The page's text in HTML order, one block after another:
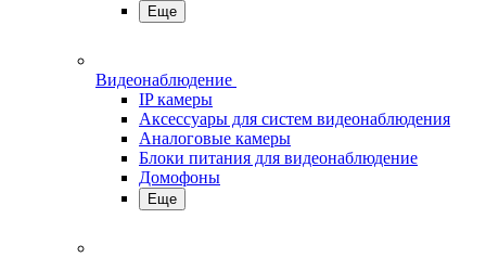
Еще
Видеонаблюдение
IP камеры
Аксессуары для систем видеонаблюдения
Аналоговые камеры
Блоки питания для видеонаблюдение
Домофоны
Еще